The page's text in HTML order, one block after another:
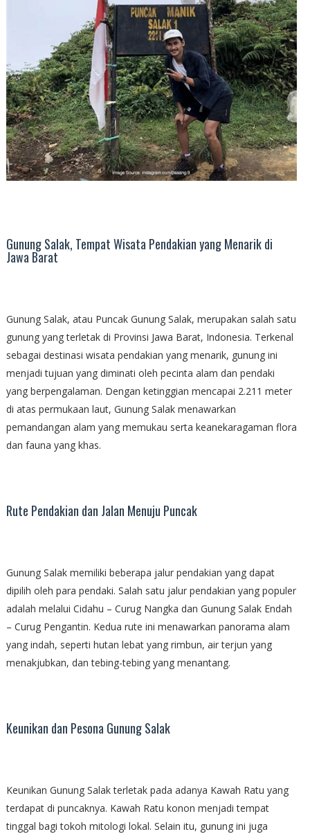
Gunung Salak, Tempat Wisata Pendakian yang Menarik di
Jawa Barat
Gunung Salak, atau Puncak Gunung Salak, merupakan salah satu
gunung yang terletak di Provinsi Jawa Barat, Indonesia. Terkenal
sebagai destinasi wisata pendakian yang menarik, gunung ini
menjadi tujuan yang diminati oleh pecinta alam dan pendaki
yang berpengalaman. Dengan ketinggian mencapai 2.211 meter
di atas permukaan laut, Gunung Salak menawarkan
pemandangan alam yang memukau serta keanekaragaman flora
dan fauna yang khas.
Rute Pendakian dan Jalan Menuju Puncak
Gunung Salak memiliki beberapa jalur pendakian yang dapat
dipilih oleh para pendaki. Salah satu jalur pendakian yang populer
adalah melalui Cidahu – Curug Nangka dan Gunung Salak Endah
– Curug Pengantin. Kedua rute ini menawarkan panorama alam
yang indah, seperti hutan lebat yang rimbun, air terjun yang
menakjubkan, dan tebing-tebing yang menantang.
Keunikan dan Pesona Gunung Salak
Keunikan Gunung Salak terletak pada adanya Kawah Ratu yang
terdapat di puncaknya. Kawah Ratu konon menjadi tempat
tinggal bagi tokoh mitologi lokal. Selain itu, gunung ini juga